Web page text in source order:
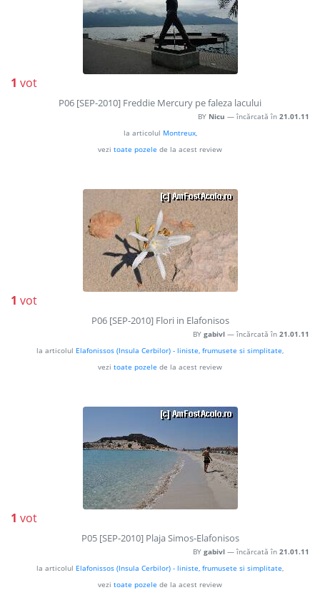
1 vot
P06 [SEP-2010] Freddie Mercury pe faleza lacului
BY Nicu — încărcată în 21.01.11
la articolul Montreux,
vezi toate pozele de la acest review
1 vot
P06 [SEP-2010] Flori in Elafonisos
BY gabivl — încărcată în 21.01.11
la articolul Elafonissos (Insula Cerbilor) - liniste, frumusete si simplitate,
vezi toate pozele de la acest review
1 vot
P05 [SEP-2010] Plaja Simos-Elafonisos
BY gabivl — încărcată în 21.01.11
la articolul Elafonissos (Insula Cerbilor) - liniste, frumusete si simplitate,
vezi toate pozele de la acest review